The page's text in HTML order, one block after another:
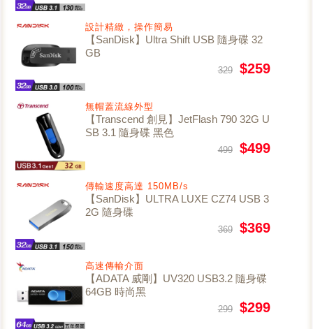
設計精緻，操作簡易
【SanDisk】Ultra Shift USB 隨身碟 32
GB
329 $259
無帽蓋流線外型
【Transcend 創見】JetFlash 790 32G U
SB 3.1 隨身碟 黑色
499 $499
傳輸速度高達 150MB/s
【SanDisk】ULTRA LUXE CZ74 USB 3
2G 隨身碟
369 $369
高速傳輸介面
【ADATA 威剛】UV320 USB3.2 隨身碟
64GB 時尚黑
299 $299